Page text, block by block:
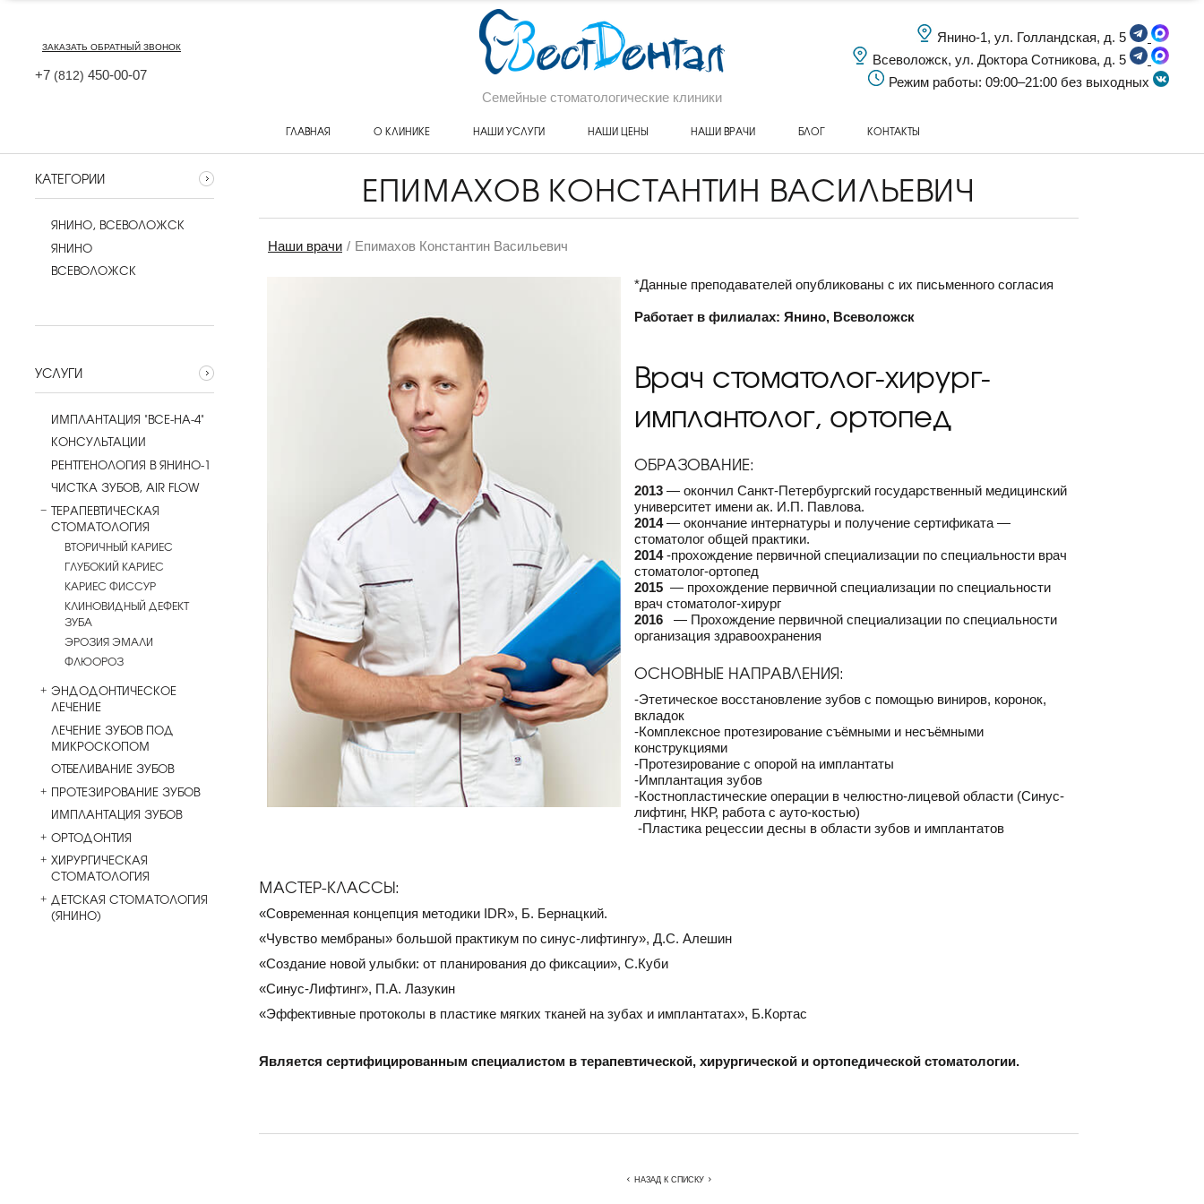
ЗАКАЗАТЬ ОБРАТНЫЙ ЗВОНОК
+7 (812) 450-00-07
Семейные стоматологические клиники
Янино-1, ул. Голландская, д. 5
Всеволожск, ул. Доктора Сотникова, д. 5
Режим работы: 09:00–21:00 без выходных
ГЛАВНАЯ О КЛИНИКЕ НАШИ УСЛУГИ НАШИ ЦЕНЫ НАШИ ВРАЧИ БЛОГ КОНТАКТЫ
КАТЕГОРИИ
ЯНИНО, ВСЕВОЛОЖСК
ЯНИНО
ВСЕВОЛОЖСК
УСЛУГИ
ИМПЛАНТАЦИЯ "ВСЕ-НА-4"
КОНСУЛЬТАЦИИ
РЕНТГЕНОЛОГИЯ В ЯНИНО-1
ЧИСТКА ЗУБОВ, AIR FLOW
ТЕРАПЕВТИЧЕСКАЯ
СТОМАТОЛОГИЯ
ВТОРИЧНЫЙ КАРИЕС
ГЛУБОКИЙ КАРИЕС
КАРИЕС ФИССУР
КЛИНОВИДНЫЙ ДЕФЕКТ
ЗУБА
ЭРОЗИЯ ЭМАЛИ
ФЛЮОРОЗ
ЭНДОДОНТИЧЕСКОЕ
ЛЕЧЕНИЕ
ЛЕЧЕНИЕ ЗУБОВ ПОД
МИКРОСКОПОМ
ОТБЕЛИВАНИЕ ЗУБОВ
ПРОТЕЗИРОВАНИЕ ЗУБОВ
ИМПЛАНТАЦИЯ ЗУБОВ
ОРТОДОНТИЯ
ХИРУРГИЧЕСКАЯ
СТОМАТОЛОГИЯ
ДЕТСКАЯ СТОМАТОЛОГИЯ
(ЯНИНО)
ЕПИМАХОВ КОНСТАНТИН ВАСИЛЬЕВИЧ
Наши врачи Епимахов Константин Васильевич
*Данные преподавателей опубликованы с их письменного согласия
Работает в филиалах: Янино, Всеволожск
Врач стоматолог-хирург-
имплантолог, ортопед
ОБРАЗОВАНИЕ:
2013 — окончил Санкт-Петербургский государственный медицинский
университет имени ак. И.П. Павлова.
2014— окончание интернатуры и получение сертификата —
стоматолог общей практики.
2014-прохождение первичной специализации по специальности врач
стоматолог-ортопед
2015 — прохождение первичной специализации по специальности
врач стоматолог-хирург
2016 — Прохождение первичной специализации по специальности
организация здравоохранения
ОСНОВНЫЕ НАПРАВЛЕНИЯ:
-Этетическое восстановление зубов с помощью виниров, коронок,
вкладок
-Комплексное протезирование съёмными и несъёмными
конструкциями
-Протезирование с опорой на имплантаты
-Имплантация зубов
-Костнопластические операции в челюстно-лицевой области (Синус-
лифтинг, НКР, работа с ауто-костью)
-Пластика рецессии десны в области зубов и имплантатов
МАСТЕР-КЛАССЫ:
«Современная концепция методики IDR», Б. Бернацкий.
«Чувство мембраны» большой практикум по синус-лифтингу», Д.С. Алешин
«Создание новой улыбки: от планирования до фиксации», С.Куби
«Синус-Лифтинг», П.А. Лазукин
«Эффективные протоколы в пластике мягких тканей на зубах и имплантатах», Б.Кортас
Является сертифицированным специалистом в терапевтической, хирургической и ортопедической стоматологии.
НАЗАД К СПИСКУ